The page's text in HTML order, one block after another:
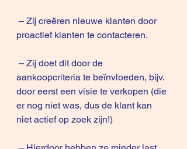
proactief klanten te contacteren.
aankoopcriteria te beïnvloeden, bijv.
door eerst een visie te verkopen (die
er nog niet was, dus de klant kan
niet actief op zoek zijn!)